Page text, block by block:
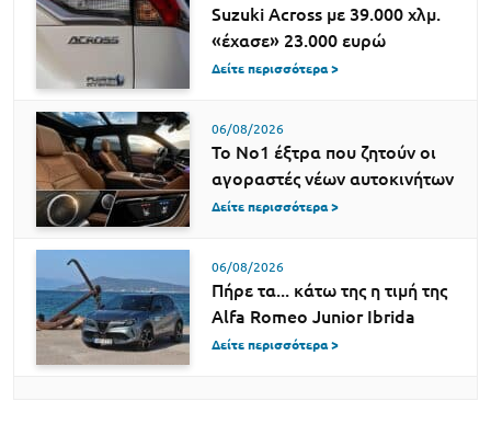
Suzuki Across με 39.000 χλμ.
«έχασε» 23.000 ευρώ
Δείτε περισσότερα >
06/08/2026
Το Νο1 έξτρα που ζητούν οι
αγοραστές νέων αυτοκινήτων
Δείτε περισσότερα >
06/08/2026
Πήρε τα... κάτω της η τιμή της
Alfa Romeo Junior Ibrida
Δείτε περισσότερα >